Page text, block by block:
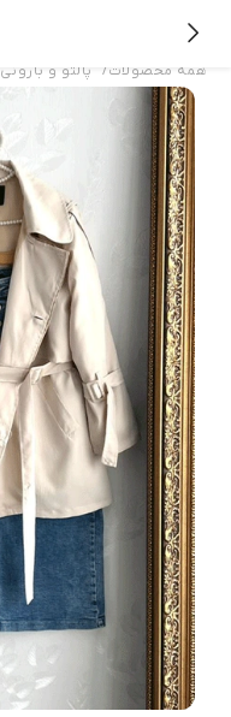
همه محصولات/ پالتو و بارونی